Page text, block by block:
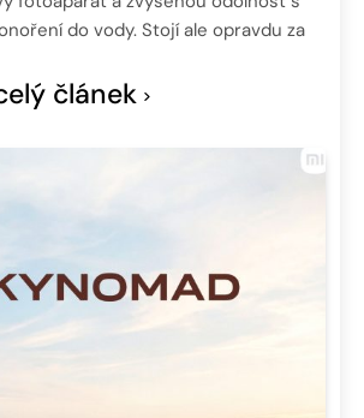
do vody. Stojí ale opravdu za
článek